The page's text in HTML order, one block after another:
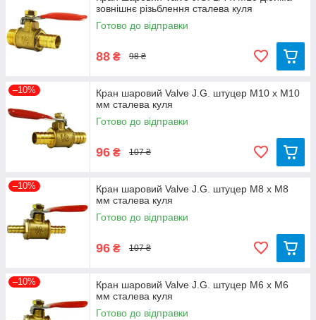
зовнішнє різьблення сталева куля
Готово до відправки
88 ₴ 98 ₴
–10%
Кран шаровий Valve J.G. штуцер М10 х М10
мм сталева куля
Готово до відправки
96 ₴ 107 ₴
–10%
Кран шаровий Valve J.G. штуцер М8 х М8
мм сталева куля
Готово до відправки
96 ₴ 107 ₴
–10%
Кран шаровий Valve J.G. штуцер М6 х М6
мм сталева куля
Готово до відправки